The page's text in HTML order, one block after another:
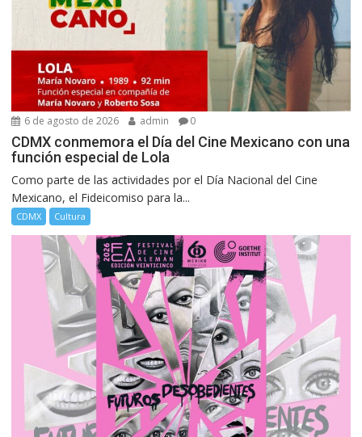
6 de agosto de 2026 admin 0
CDMX conmemora el Día del Cine Mexicano con una
función especial de Lola
Como parte de las actividades por el Día Nacional del Cine
Mexicano, el Fideicomiso para la...
CDMX Cultura